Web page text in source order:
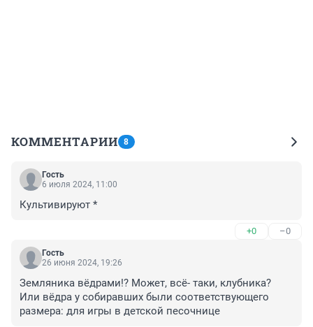
КОММЕНТАРИИ 8
Гость
6 июля 2024, 11:00
Культивируют *
+0 –0
Гость
26 июня 2024, 19:26
Земляника вёдрами!? Может, всё- таки, клубника?
Или вёдра у собиравших были соответствующего
размера: для игры в детской песочнице